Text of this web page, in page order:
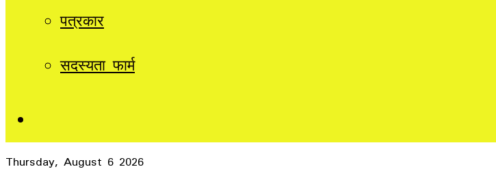
पत्रकार
सदस्यता फार्म
Thursday, August 6 2026